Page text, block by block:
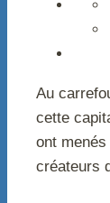
Au
cette
ont
créateurs